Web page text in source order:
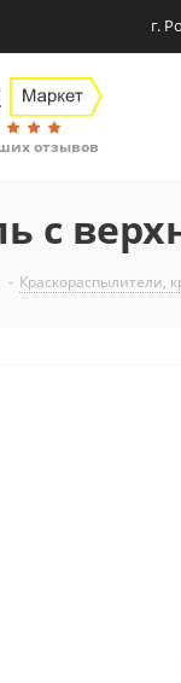
г.
отзывов
с
- Краскораспылители,